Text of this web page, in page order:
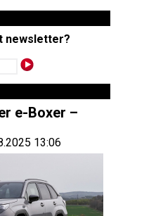
newsletter?
e-Boxer –
13:06